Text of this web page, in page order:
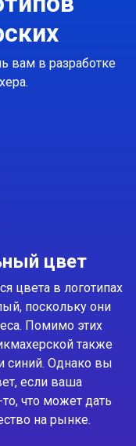
вам в разработке
цвет
цвета в логотипах
поскольку они
Помимо этих
также
синий. Однако вы
если ваша
что может дать
на рынке.